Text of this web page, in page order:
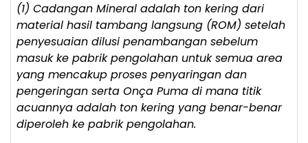
(1) Cadangan Mineral adalah ton kering dari
material hasil tambang langsung (ROM) setelah
penyesuaian dilusi penambangan sebelum
masuk ke pabrik pengolahan untuk semua area
yang mencakup proses penyaringan dan
pengeringan serta Onça Puma di mana titik
acuannya adalah ton kering yang benar-benar
diperoleh ke pabrik pengolahan.